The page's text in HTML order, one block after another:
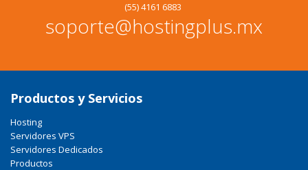
(55) 4161 6883
soporte@hostingplus.mx
Productos y Servicios
Hosting
Servidores VPS
Servidores Dedicados
Productos